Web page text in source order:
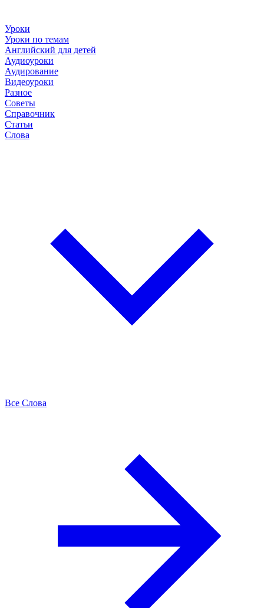
Уроки
Уроки по темам
Английский для детей
Аудиоуроки
Аудирование
Видеоуроки
Разное
Советы
Справочник
Статьи
Слова
Все Слова